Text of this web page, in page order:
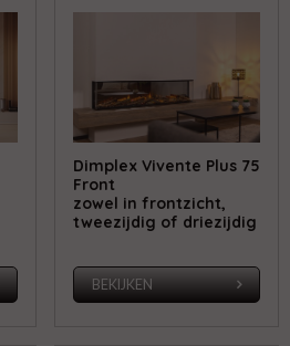
Dimplex Vivente Plus 75
Front
zowel in frontzicht,
tweezijdig of driezijdig
BEKIJKEN